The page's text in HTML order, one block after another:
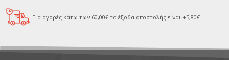
Για αγορές κάτω των 60,00€ τα έξοδα αποστολής είναι +5,80€.